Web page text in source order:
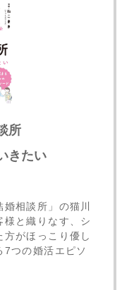
所
きたい
相談所」の猫川
様と織りなす、シ
がほっこり優し
7つの婚活エピソ